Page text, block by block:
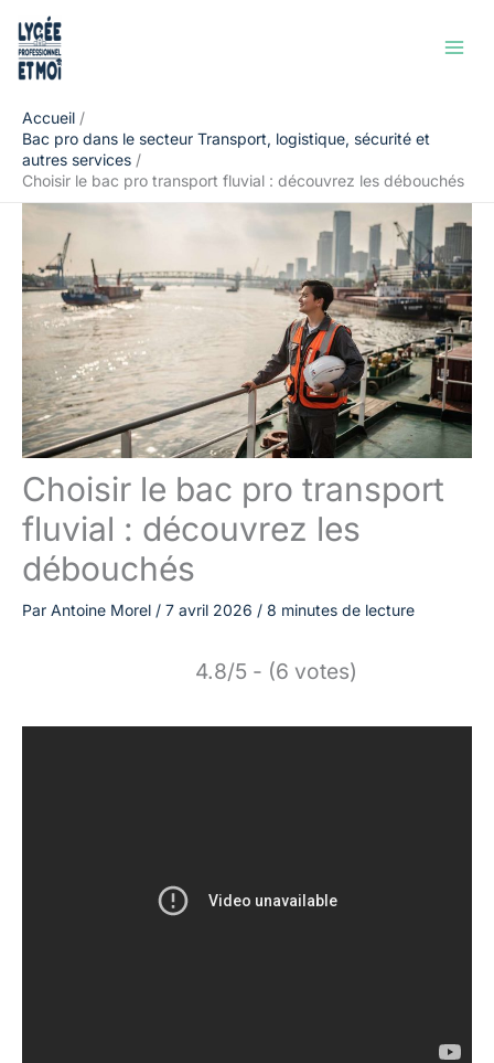
contenu
Accueil
Bac pro dans le secteur Transport, logistique, sécurité et
autres services
Choisir le bac pro transport fluvial : découvrez les débouchés
Choisir le bac pro transport
fluvial : découvrez les
débouchés
Par Antoine Morel / 7 avril 2026 / 8 minutes de lecture
4.8/5 - (6 votes)
Rechercher